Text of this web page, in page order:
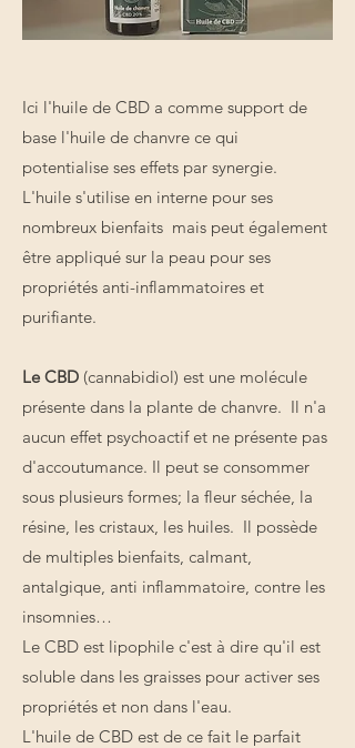
Ici l'huile de CBD a comme support de
base l'huile de chanvre ce qui
potentialise ses effets par synergie.
L'huile s'utilise en interne pour ses
nombreux bienfaits mais peut également
être appliqué sur la peau pour ses
propriétés anti-inflammatoires et
purifiante.
Le CBD (cannabidiol) est une molécule
présente dans la plante de chanvre. Il n'a
aucun effet psychoactif et ne présente pas
d'accoutumance. Il peut se consommer
sous plusieurs formes; la fleur séchée, la
résine, les cristaux, les huiles. Il possède
de multiples bienfaits, calmant,
antalgique, anti inflammatoire, contre les
insomnies…
Le CBD est lipophile c'est à dire qu'il est
soluble dans les graisses pour activer ses
propriétés et non dans l'eau.
L'huile de CBD est de ce fait le parfait